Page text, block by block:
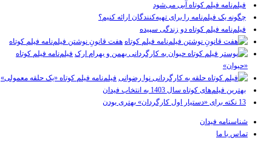
فیلم‌نامه فیلم کوتاه آبی می‌شود
چگونه یک فیلم‌نامه را برای تهیه‌کنندگان ارائه کنیم؟
فیلم‌نامه فیلم کوتاه دو زندگی سپیده
هفت قانونِ نوشتن فیلم‌نامه فیلم کوتاه
فیلم‌نامه فیلم کوتاه
«حیوان»
فیلم‌نامه فیلم کوتاه «یک حلقه معمولی»
بهترین فیلم‌های کوتاه سال 1403 به انتخاب فیدان
13 نکته برای «دستیار اول کارگردان» بهتری بودن
شناسنامه فیدان
تماس با ما